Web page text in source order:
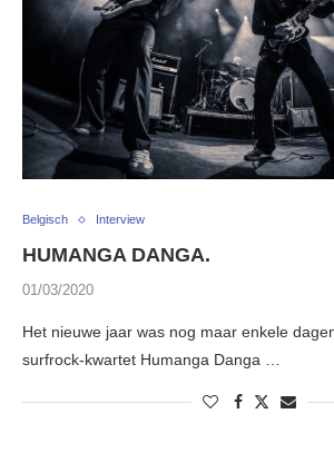
Belgisch Interview
HUMANGA DANGA.
01/03/2020
Het nieuwe jaar was nog maar enkele
surfrock-kwartet Humanga Danga …